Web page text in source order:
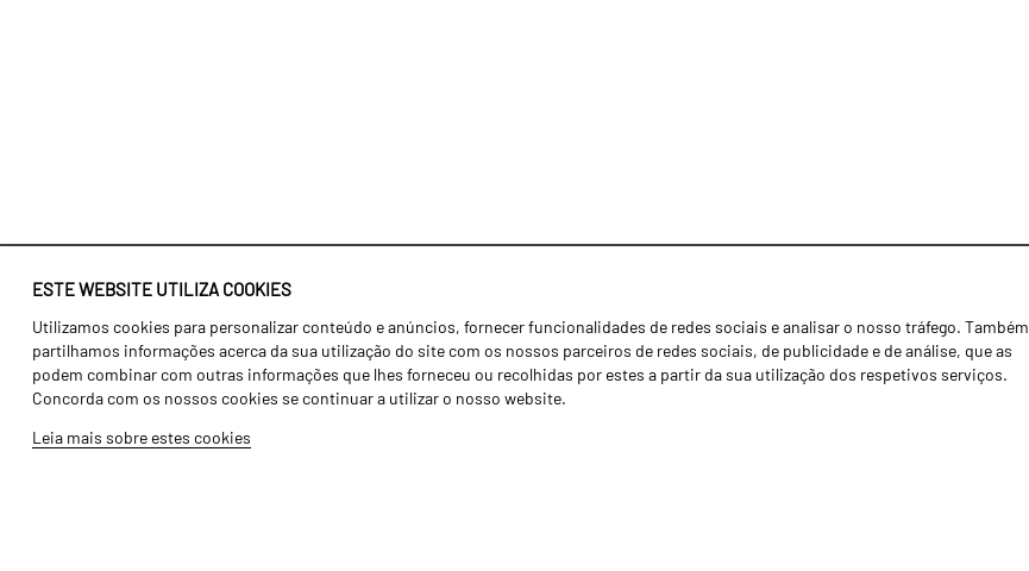
ESTE WEBSITE UTILIZA COOKIES
Utilizamos cookies para personalizar conteúdo e anúncios, fornecer funcionalidades de redes sociais e analisar o nosso tráfego. Também
partilhamos informações acerca da sua utilização do site com os nossos parceiros de redes sociais, de publicidade e de análise, que as
podem combinar com outras informações que lhes forneceu ou recolhidas por estes a partir da sua utilização dos respetivos serviços.
Concorda com os nossos cookies se continuar a utilizar o nosso website.
Leia mais sobre estes cookies
Identidade
História
Fábrica / Produção
Recursos Humanos
Agricultura
Transportes
Gama Floresta
Notícias
Concessionários